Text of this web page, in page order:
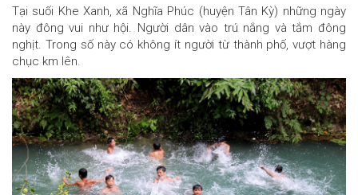
Tại suối Khe Xanh, xã Nghĩa Phúc (huyện Tân Kỳ) những ngày
này đông vui như hội. Người dân vào trú nắng và tắm đông
nghịt. Trong số này có không ít người từ thành phố, vượt hàng
chục km lên.